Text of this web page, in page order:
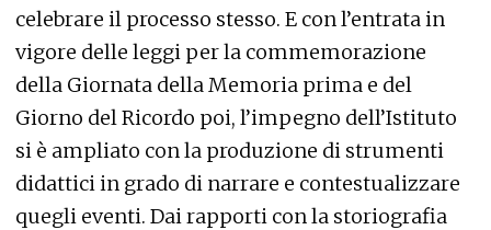
celebrare il processo stesso. E con l’entrata in
vigore delle leggi per la commemorazione
della Giornata della Memoria prima e del
Giorno del Ricordo poi, l’impegno dell’Istituto
si è ampliato con la produzione di strumenti
didattici in grado di narrare e contestualizzare
quegli eventi. Dai rapporti con la storiografia